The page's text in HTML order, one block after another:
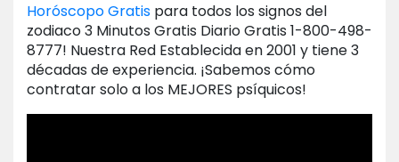
Horóscopo Gratis para todos los signos del
zodiaco 3 Minutos Gratis Diario Gratis 1-800-498-
8777! Nuestra Red Establecida en 2001 y tiene 3
décadas de experiencia. ¡Sabemos cómo
contratar solo a los MEJORES psíquicos!